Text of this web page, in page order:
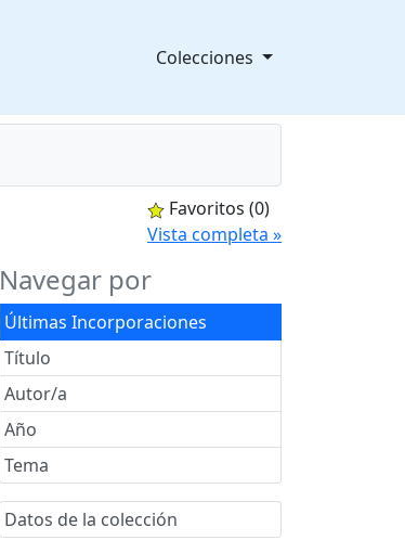
Colecciones
Favoritos (0)
Vista completa »
Navegar por
Últimas Incorporaciones
Título
Autor/a
Año
Tema
Datos de la colección